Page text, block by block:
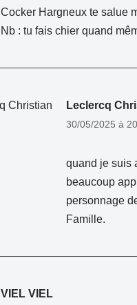
Cocker Hargneux te salue
Nb : tu fais chier quand
Leclercq
30/05/2025 à
quand je suis
beaucoup
personnage
Famille.
VIEL VIEL